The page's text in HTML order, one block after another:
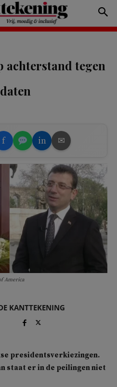
achterstand tegen
f in ✉
America
KANTTEKENING
presidentsverkiezingen.
staat er in de peilingen niet